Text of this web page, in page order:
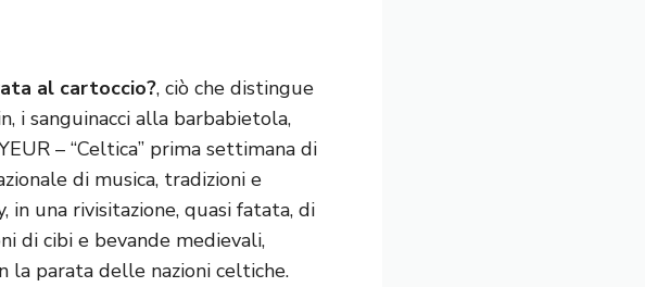
al cartoccio?, ciò che distingue
i sanguinacci alla barbabietola,
– “Celtica” prima settimana di
di musica, tradizioni e
una rivisitazione, quasi fatata, di
di cibi e bevande medievali,
la parata delle nazioni celtiche.